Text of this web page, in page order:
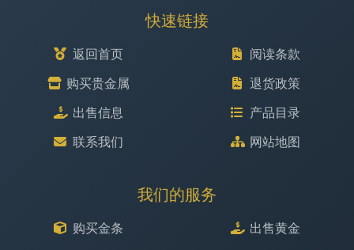
快速链接
返回首页
购买贵金属
出售信息
联系我们
阅读条款
退货政策
产品目录
网站地图
我们的服务
购买金条
出售黄金